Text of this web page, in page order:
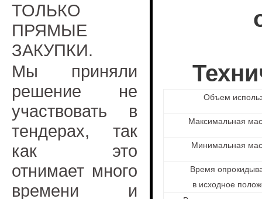
ТОЛЬКО
ПРЯМЫЕ
ЗАКУПКИ.
Мы приняли
решение не
участвовать в
тендерах, так
как это
отнимает много
времени и
Объем
Максимальная
Минимальная
Время
в исходное